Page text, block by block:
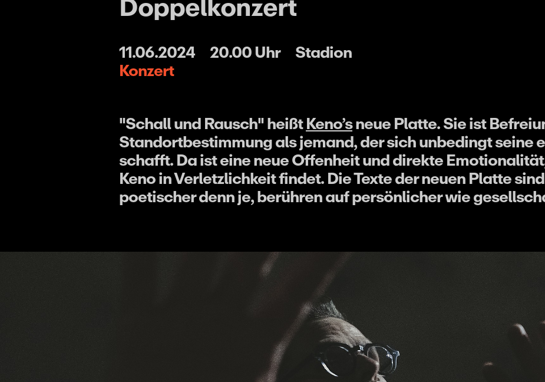
11.06.2024 20.00 Uhr Stadion
Konzert
"Schall und Rausch" heißtKeno’sneue Platte. Sie ist
Standortbestimmung als jemand, der sich unbedingt seine
schafft. Da ist eine neue Offenheit und direkte
Keno in Verletzlichkeit findet. Die Texte der neuen Platte
poetischer denn je, berühren auf persönlicher wie